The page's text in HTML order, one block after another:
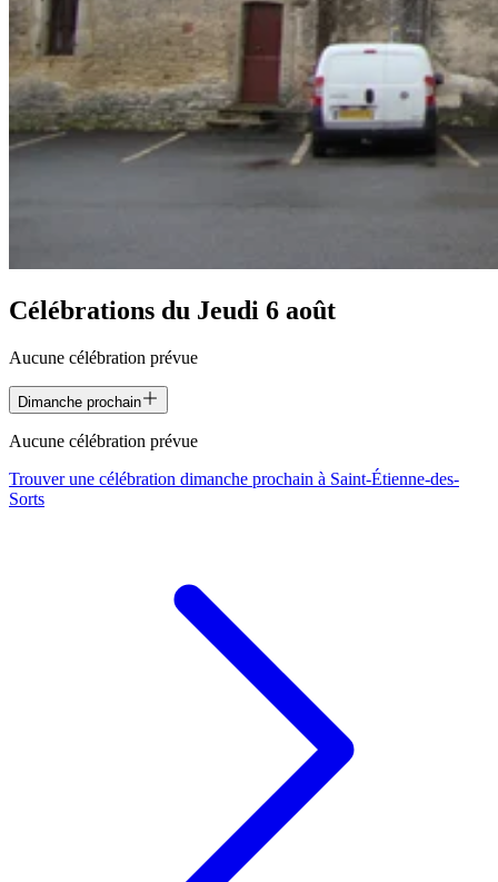
Célébrations du Jeudi 6 août
Aucune célébration prévue
Dimanche prochain
Aucune célébration prévue
Trouver une célébration dimanche prochain à Saint-Étienne-des-
Sorts